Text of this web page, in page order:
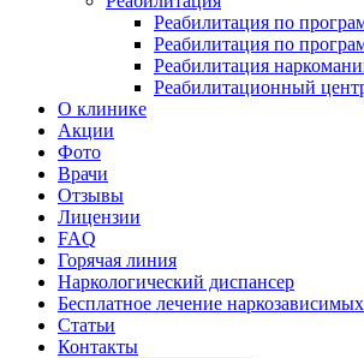
Реабилитация по
Реабилитация по
Реабилитация
Реабилитационный
О клинике
Акции
Фото
Врачи
Отзывы
Лицензии
FAQ
Горячая линия
Наркологический диспансер
Бесплатное лечение наркозависимых
Статьи
Контакты